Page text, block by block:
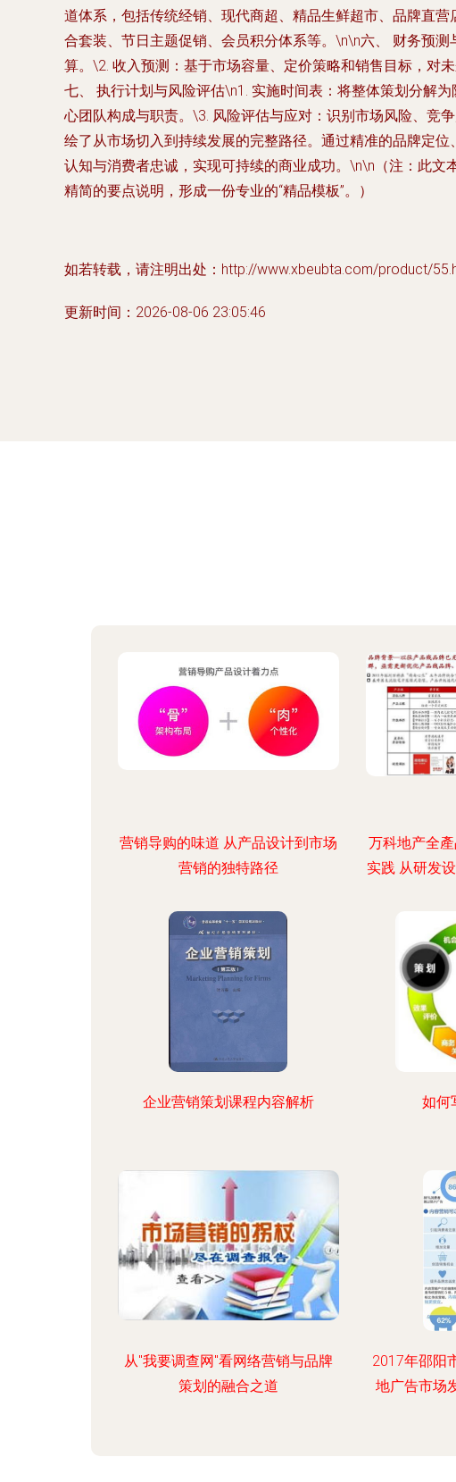
道体系，包括传统经销、现代商超、精品生鲜超市、品牌直
合套装、节日主题促销、会员积分体系等。\n\n六、 财务预
算。\2. 收入预测：基于市场容量、定价策略和销售目标，对
七、 执行计划与风险评估\n1. 实施时间表：将整体策划分解
心团队构成与职责。\3. 风险评估与应对：识别市场风险、竞
绘了从市场切入到持续发展的完整路径。通过精准的品牌定
认知与消费者忠诚，实现可持续的商业成功。\n\n（注：此文
精简的要点说明，形成一份专业的“精品模板”。）
如若转载，请注明出处：http://www.xbeubta.com/product/
更新时间：2026-08-06 23:05:46
营销导购的味道 从产品设计到市场
营销的独特路径
万科地产全
实践 从研发
企业营销策划课程内容解析 如何
从"我要调查网"看网络营销与品牌
策划的融合之道
2017年邵阳
地广告市场